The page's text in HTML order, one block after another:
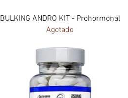
Vista rápida
BULKING ANDRO KIT - Prohormonal
Agotado